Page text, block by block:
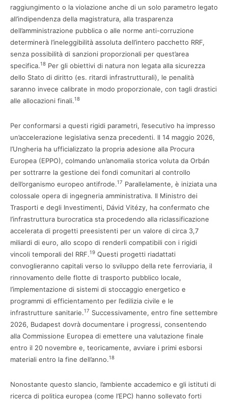
raggiungimento o la violazione anche di un solo parametro legato
all’indipendenza della magistratura, alla trasparenza
dell’amministrazione pubblica o alle norme anti-corruzione
determinerà l’ineleggibilità assoluta dell’intero pacchetto RRF,
senza possibilità di sanzioni proporzionali per quest’area
specifica.18 Per gli obiettivi di natura non legata alla sicurezza
dello Stato di diritto (es. ritardi infrastrutturali), le penalità
saranno invece calibrate in modo proporzionale, con tagli drastici
alle allocazioni finali.18
Per conformarsi a questi rigidi parametri, l’esecutivo ha impresso
un’accelerazione legislativa senza precedenti. Il 14 maggio 2026,
l’Ungheria ha ufficializzato la propria adesione alla Procura
Europea (EPPO), colmando un’anomalia storica voluta da Orbán
per sottrarre la gestione dei fondi comunitari al controllo
dell’organismo europeo antifrode.17 Parallelamente, è iniziata una
colossale opera di ingegneria amministrativa. Il Ministro dei
Trasporti e degli Investimenti, Dávid Vitézy, ha confermato che
l’infrastruttura burocratica sta procedendo alla riclassificazione
accelerata di progetti preesistenti per un valore di circa 3,7
miliardi di euro, allo scopo di renderli compatibili con i rigidi
vincoli temporali del RRF.19 Questi progetti riadattati
convoglieranno capitali verso lo sviluppo della rete ferroviaria, il
rinnovamento delle flotte di trasporto pubblico locale,
l’implementazione di sistemi di stoccaggio energetico e
programmi di efficientamento per l’edilizia civile e le
infrastrutture sanitarie.17 Successivamente, entro fine settembre
2026, Budapest dovrà documentare i progressi, consentendo
alla Commissione Europea di emettere una valutazione finale
entro il 20 novembre e, teoricamente, avviare i primi esborsi
materiali entro la fine dell’anno.18
Nonostante questo slancio, l’ambiente accademico e gli istituti di
ricerca di politica europea (come l’EPC) hanno sollevato forti